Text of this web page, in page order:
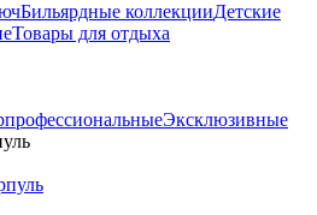
Бильярдные коллекцииДетские
Товары для отдыха
Эксклюзивные